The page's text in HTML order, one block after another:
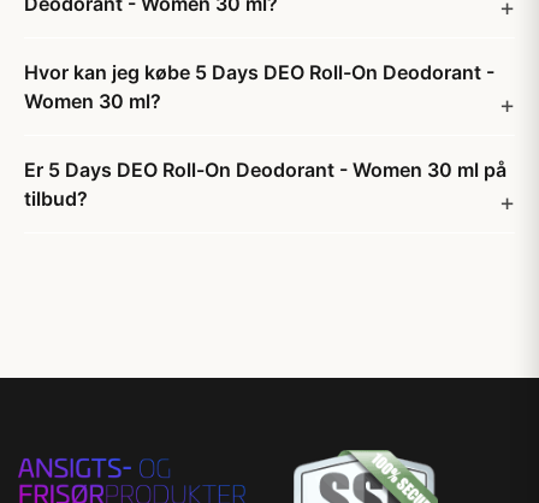
Hvor kan jeg købe 5 Days DEO Roll-On Deodorant -
Women 30 ml?
Er 5 Days DEO Roll-On Deodorant - Women 30 ml på
tilbud?